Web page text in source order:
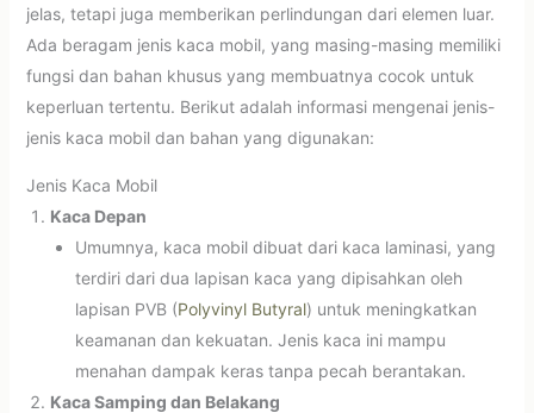
jelas, tetapi juga memberikan perlindungan dari elemen luar.
Ada beragam jenis kaca mobil, yang masing-masing memiliki
fungsi dan bahan khusus yang membuatnya cocok untuk
keperluan tertentu. Berikut adalah informasi mengenai jenis-
jenis kaca mobil dan bahan yang digunakan:
Jenis Kaca Mobil
Kaca Depan
Umumnya, kaca mobil dibuat dari kaca laminasi, yang
terdiri dari dua lapisan kaca yang dipisahkan oleh
lapisan PVB (Polyvinyl Butyral) untuk meningkatkan
keamanan dan kekuatan. Jenis kaca ini mampu
menahan dampak keras tanpa pecah berantakan.
Kaca Samping dan Belakang